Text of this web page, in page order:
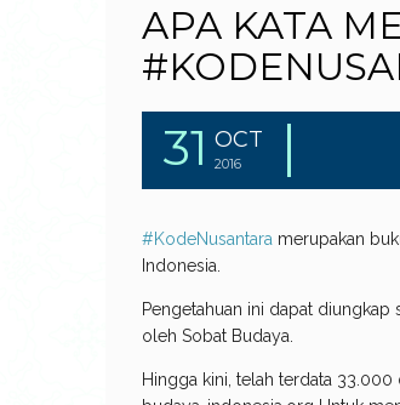
APA KATA
31 OCT
2016
#KodeNusantara merupakan
Indonesia.
Pengetahuan ini dapat
oleh Sobat Budaya.
Hingga kini, telah terdata